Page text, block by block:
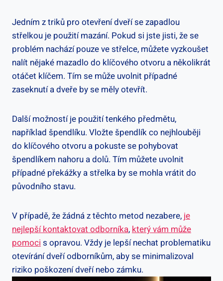
Jedním z triků pro otevření dveří se zapadlou
střelkou je⁣ použití mazání. Pokud si jste jisti,​ že se
problém nachází pouze ve střelce, můžete vyzkoušet
nalít nějaké mazadlo do klíčového otvoru a několikrát
otáčet klíčem. Tím se může uvolnit případné
zaseknutí a dveře by se⁤ měly otevřít.
Další možností ‍je použití tenkého předmětu,
například‌ špendlíku.‍ Vložte špendlík co nejhlouběji
do klíčového otvoru a pokuste se pohybovat
špendlíkem nahoru a dolů. Tím můžete uvolnit‌
případné překážky‍ a ‍střelka‌ by se mohla vrátit do
původního stavu.
V ‌případě, že žádná z těchto metod nezabere, je
nejlepší kontaktovat odborníka,který vám může
pomocis opravou. Vždy je⁤ lepší nechat problematiku
‍otevírání dveří odborníkům,‌ aby se minimalizoval
riziko poškození dveří nebo zámku.